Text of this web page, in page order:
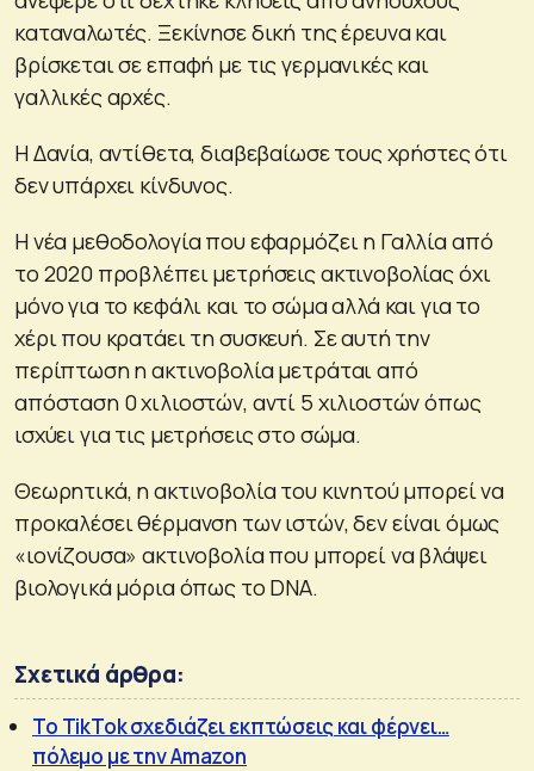
καταναλωτές. Ξεκίνησε δική της έρευνα και
βρίσκεται σε επαφή με τις γερμανικές και
γαλλικές αρχές.
Η Δανία, αντίθετα, διαβεβαίωσε τους χρήστες ότι
δεν υπάρχει κίνδυνος.
Η νέα μεθοδολογία που εφαρμόζει η Γαλλία από
το 2020 προβλέπει μετρήσεις ακτινοβολίας όχι
μόνο για το κεφάλι και το σώμα αλλά και για το
χέρι που κρατάει τη συσκευή. Σε αυτή την
περίπτωση η ακτινοβολία μετράται από
απόσταση 0 χιλιοστών, αντί 5 χιλιοστών όπως
ισχύει για τις μετρήσεις στο σώμα.
Θεωρητικά, η ακτινοβολία του κινητού μπορεί να
προκαλέσει θέρμανση των ιστών, δεν είναι όμως
«ιονίζουσα» ακτινοβολία που μπορεί να βλάψει
βιολογικά μόρια όπως το DNA.
Σχετικά άρθρα:
Το TikTok σχεδιάζει εκπτώσεις και φέρνει…
πόλεμο με την Amazon